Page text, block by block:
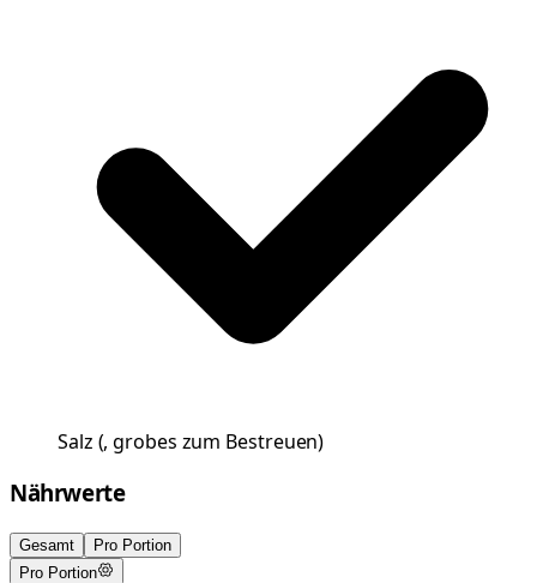
Salz (, grobes zum Bestreuen)
Nährwerte
Gesamt
Pro Portion
Pro Portion